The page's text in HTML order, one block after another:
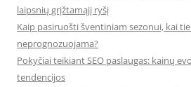
laipsnių grįžtamąjį ryšį
Kaip pasiruošti šventiniam sezonui, kai
neprognozuojama?
Pokyčiai teikiant SEO paslaugas: kainų
tendencijos